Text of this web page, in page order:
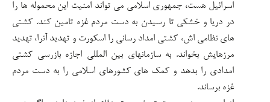
اسرائیل هست، جمهوری اسلامی می تواند امنیت این محموله ها را
در دریا و خشکی تا رسیدن به دست مردم غزه تامین کند. کشتی
های نظامی اش، کشتی امداد رسانی را اسکورت و تهدید آنرا، تهدید
مرزهایش بخواند. به سازمانهای بین المللی اجازه بازرسی کشتی
امدادی را بدهد و کمک های کشورهای اسلامی را به دست مردم
غزه برساند.